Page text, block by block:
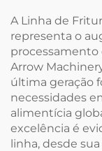
A Linha de
representa o
processamento
Arrow
última geração
necessidades
alimentícia
excelência é
linha, desde